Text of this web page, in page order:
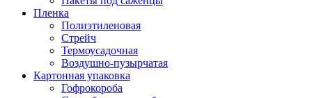
Пленка
Полиэтиленовая
Стрейч
Термоусадочная
Воздушно-пузырчатая
Картонная упаковка
Гофрокороба